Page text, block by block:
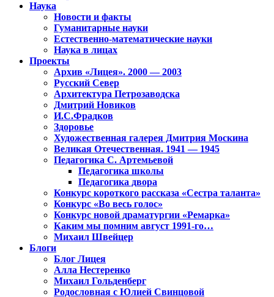
Наука
Новости и факты
Гуманитарные науки
Естественно-математические науки
Наука в лицах
Проекты
Архив «Лицея». 2000 — 2003
Русский Север
Архитектура Петрозаводска
Дмитрий Новиков
И.С.Фрадков
Здоровье
Художественная галерея Дмитрия Москина
Великая Отечественная. 1941 — 1945
Педагогика С. Артемьевой
Педагогика школы
Педагогика двора
Конкурс короткого рассказа «Сестра таланта»
Конкурс «Во весь голос»
Конкурс новой драматургии «Ремарка»
Каким мы помним август 1991-го…
Михаил Швейцер
Блоги
Блог Лицея
Алла Нестеренко
Михаил Гольденберг
Родословная с Юлией Свинцовой